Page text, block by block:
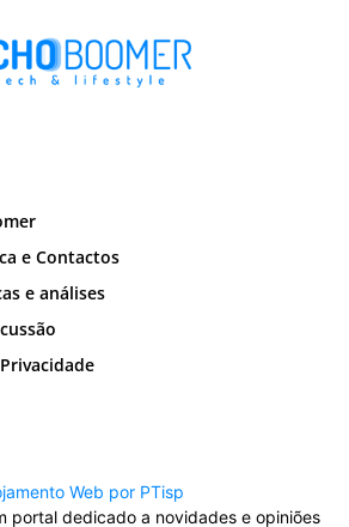
e Contactos
e análises
Web por PTisp
portal dedicado a novidades e opiniões